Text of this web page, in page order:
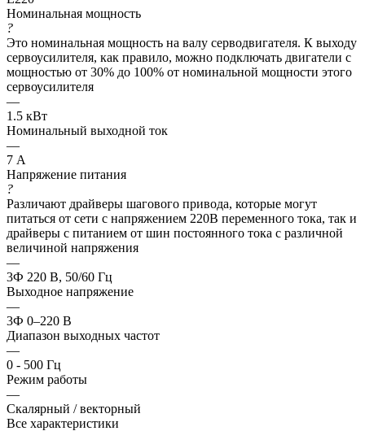
Номинальная мощность
?
Это номинальная мощность на валу серводвигателя. К выходу
сервоусилителя, как правило, можно подключать двигатели с
мощностью от 30% до 100% от номинальной мощности этого
сервоусилителя
—
1.5 кВт
Номинальный выходной ток
—
7 А
Напряжение питания
?
Различают драйверы шагового привода, которые могут
питаться от сети с напряжением 220В переменного тока, так и
драйверы с питанием от шин постоянного тока с различной
величиной напряжения
—
3Ф 220 В, 50/60 Гц
Выходное напряжение
—
3Ф 0–220 В
Диапазон выходных частот
—
0 - 500 Гц
Режим работы
—
Скалярный / векторный
Все характеристики